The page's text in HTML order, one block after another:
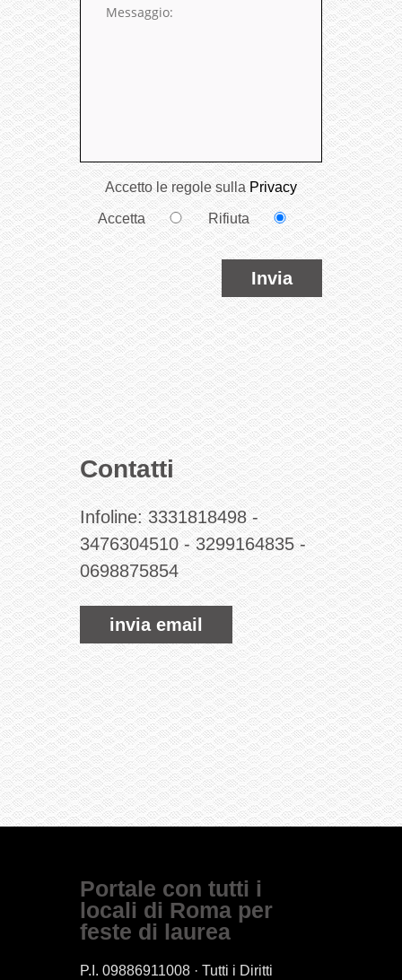
Accetto le regole sullaPrivacy
Accetta Rifiuta
Invia
Contatti
Infoline:3331818498-
3476304510-3299164835-
0698875854
invia email
Portale con tutti i
locali di Roma per
feste di laurea
P.I. 09886911008 · Tutti i Diritti